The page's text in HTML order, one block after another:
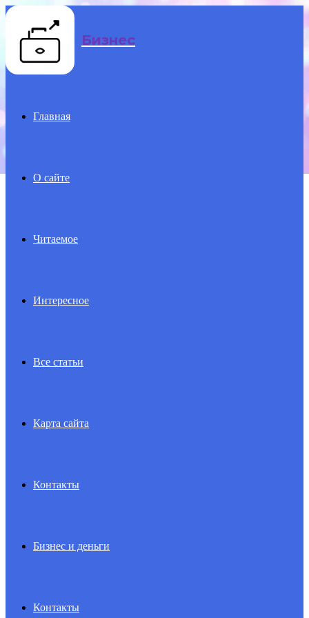
Menu Бизнес
Главная
О сайте
Читаемое
Интересное
Все статьи
Карта сайта
Контакты
Бизнес и деньги
Контакты